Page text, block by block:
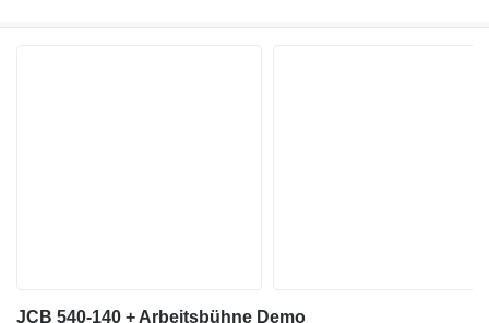
JCB 540-140 + Arbeitsbühne Demo